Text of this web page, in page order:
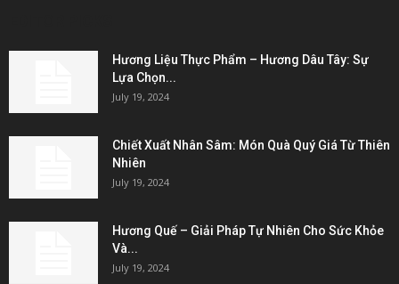
Hương Liệu Thực Phẩm – Hương Dâu Tây: Sự
Lựa Chọn...
July 19, 2024
Chiết Xuất Nhân Sâm: Món Quà Quý Giá Từ Thiên
Nhiên
July 19, 2024
Hương Quế – Giải Pháp Tự Nhiên Cho Sức Khỏe
Và...
July 19, 2024